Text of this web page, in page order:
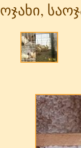
ოჯახი,
Pages